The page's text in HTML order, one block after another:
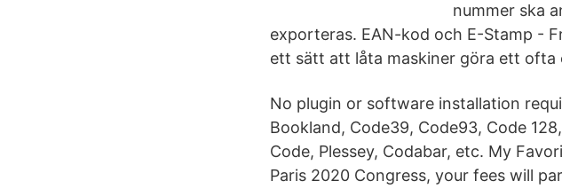
nummer ska
exporteras. EAN-kod och E-Stamp -
ett sätt att låta maskiner göra ett ofta
No plugin or software installation
Bookland, Code39, Code93, Code
Code, Plessey, Codabar, etc. My
Paris 2020 Congress, your fees will